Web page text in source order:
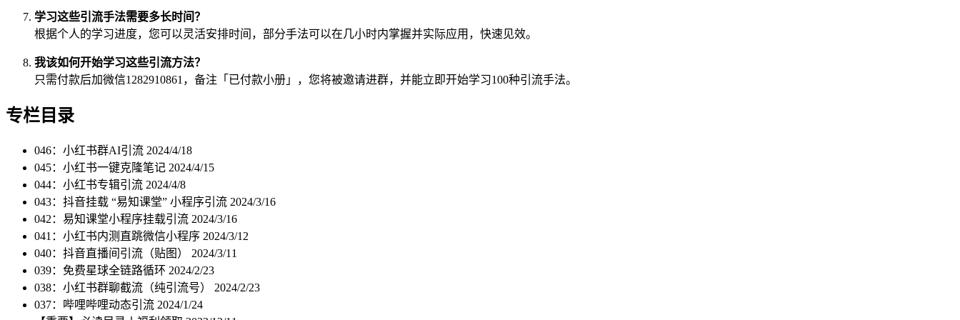
学习这些引流手法需要多长时间？
根据个人的学习进度，您可以灵活安排时间，部分手法可以在几小时内掌握并实际应用，快速见效。
我该如何开始学习这些引流方法？
只需付款后加微信1282910861，备注「已付款小册」，您将被邀请进群，并能立即开始学习100种引流手法。
专栏目录
046：小红书群AI引流 2024/4/18
045：小红书一键克隆笔记 2024/4/15
044：小红书专辑引流 2024/4/8
043：抖音挂载 “易知课堂” 小程序引流 2024/3/16
042：易知课堂小程序挂载引流 2024/3/16
041：小红书内测直跳微信小程序 2024/3/12
040：抖音直播间引流（贴图） 2024/3/11
039：免费星球全链路循环 2024/2/23
038：小红书群聊截流（纯引流号） 2024/2/23
037：哔哩哔哩动态引流 2024/1/24